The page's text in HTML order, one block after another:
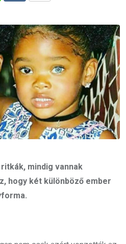
Email
mindig vannak
hogy két különböző ember